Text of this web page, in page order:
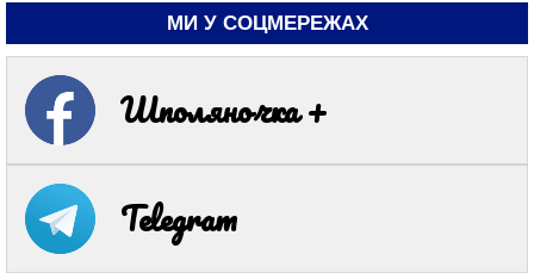
МИ У СОЦМЕРЕЖАХ
Шполяночка +
Telegram